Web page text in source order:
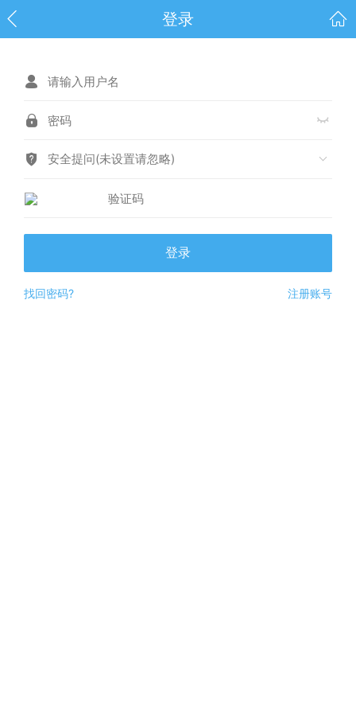
登录
安全提问(未设置请忽略)
登录
找回密码? 注册账号